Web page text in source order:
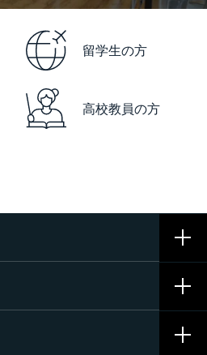
留学生の方
高校教員の方